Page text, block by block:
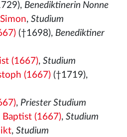
Benediktinerin Nonne
, Studium
(†1698), Benediktiner
(1667), Studium
(1667)(†1719),
, Priester Studium
Baptist (1667), Studium
, Studium